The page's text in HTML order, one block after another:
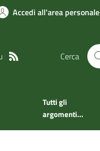
Accedi all'area personale
Cerca
Tutti gli
argomenti...